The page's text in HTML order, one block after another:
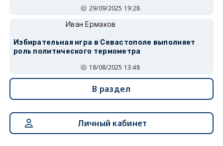
29/09/2025 19:28
Иван Ермаков
Избирательная игра в Севастополе выполняет
роль политического термометра
18/08/2025 13:48
В раздел
Личный кабинет